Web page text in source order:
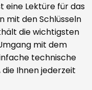
eine Lektüre für das
mit den Schlüsseln
die wichtigsten
mit dem
technische
Ihnen jederzeit